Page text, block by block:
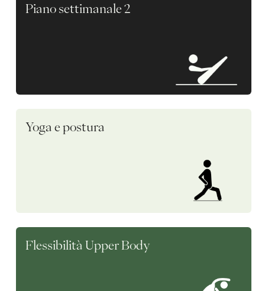
Piano settimanale 2
Yoga e postura
Flessibilità Upper Body